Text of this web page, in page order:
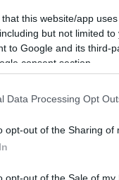
that this website/app
but not limited
to Google and its third-
consent section.
Data Processing Opt
opt-out of the Sharing of
ezt a képet.